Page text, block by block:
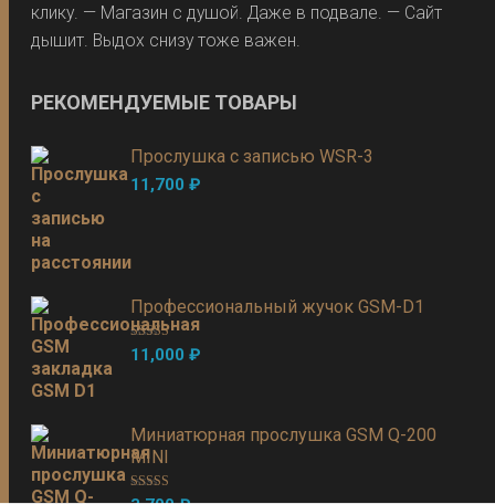
клику. — Магазин с душой. Даже в подвале. — Сайт
дышит. Выдох снизу тоже важен.
РЕКОМЕНДУЕМЫЕ ТОВАРЫ
Прослушка с записью WSR-3
11,700₽
Профессиональный жучок GSM-D1
Оценка5.00
из 5
11,000₽
Миниатюрная прослушка GSM Q-200
MINI
Оценка5.00